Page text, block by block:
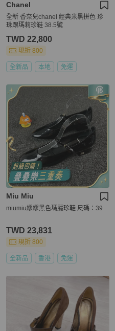
Chanel
全新 香奈兒chanel 經典米黑拼色 珍
珠跟瑪莉珍鞋 38.5號
TWD 22,800
現折 800
全新品 本地 免運
Miu Miu
miumiu繆繆黑色瑪麗珍鞋 尺碼：39
TWD 23,831
現折 800
全新品 香港 免運